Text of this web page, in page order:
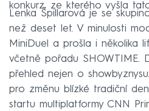
konkurz, ze kterého vyšla
Lenka Špillarová je se
než deset let. V minulosti
MiniDuel a prošla i několika
včetně pořadu SHOWTIME.
přehled nejen o
pro změnu blízké tradiční
startu multiplatformy CNN